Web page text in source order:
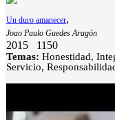
Un duro amanecer,
Joao Paulo Guedes Aragón
2015 1150
Temas: Honestidad,
Servicio,